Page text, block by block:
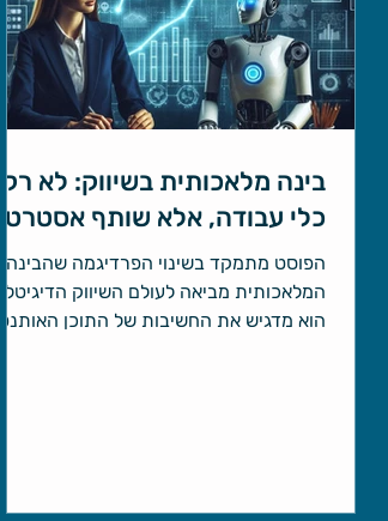
בינה מלאכותית בשיווק: לא רק
כלי עבודה, אלא שותף אסטרטגי
הפוסט מתמקד בשינוי הפרדיגמה שהבינה
המלאכותית מביאה לעולם השיווק הדיגיטלי.
הוא מדגיש את החשיבות של התוכן האותנטי